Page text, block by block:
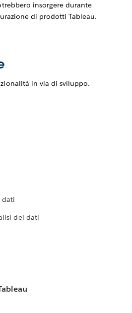
insorgere durante
di prodotti Tableau.
in via di sviluppo.
dati
dei dati